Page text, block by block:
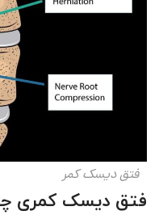
فتق دیسک کمر
فتق دیسک کمری